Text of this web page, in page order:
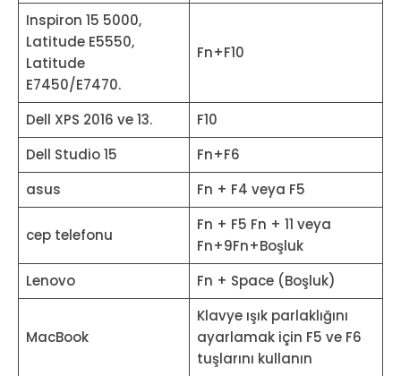
Inspiron 15 5000,
Latitude E5550,
Latitude
E7450/E7470.
Fn+F10
Dell XPS 2016 ve 13.
F10
Dell Studio 15
Fn+F6
asus
Fn + F4 veya F5
cep telefonu
Fn + F5 Fn + 11 veya
Fn+9Fn+Boşluk
Lenovo
Fn + Space (Boşluk)
MacBook
Klavye ışık parlaklığını
ayarlamak için F5 ve F6
tuşlarını kullanın